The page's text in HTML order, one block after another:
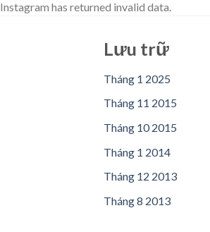
Instagram has returned invalid data.
Lưu trữ
Tháng 1 2025
Tháng 11 2015
Tháng 10 2015
Tháng 1 2014
Tháng 12 2013
Tháng 8 2013